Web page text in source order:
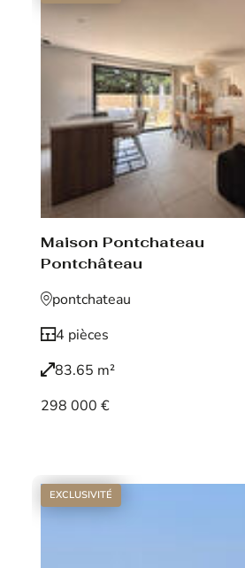
Maison Pontchateau
Pontchâteau
pontchateau
4 pièces
83.65 m²
298 000 €
EXCLUSIVITÉ